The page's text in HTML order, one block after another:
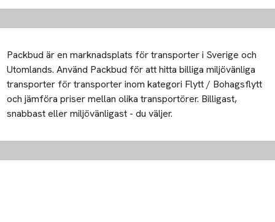
Packbud är en marknadsplats för transporter i Sverige och
Utomlands. Använd Packbud för att hitta billiga miljövänliga
transporter för transporter inom kategori Flytt / Bohagsflytt
och jämföra priser mellan olika transportörer. Billigast,
snabbast eller miljövänligast - du väljer.